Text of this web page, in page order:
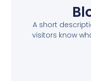
A short
visitors know